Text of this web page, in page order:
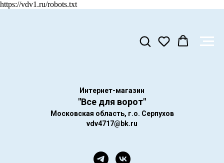
https://vdv1.ru/robots.txt
Интернет-магазин
"Все для ворот"
Московская область, г.о. Серпухов
vdv4717@bk.ru